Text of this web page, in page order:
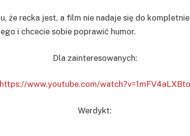
że recka jest, a film nie nadaje się do
i chcecie sobie poprawić humor.
Dla zainteresowanych:
https://www.youtube.com/watch?v=1mFV4aLXBto
Werdykt: